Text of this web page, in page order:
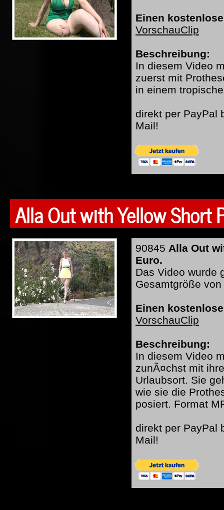
Einen
VorschauClip
Beschreibung:
In diesem Video
zuerst mit
in einem
direkt per PayPal
Mail!
Alla Out with Yellow Short
90845 Alla Out
Euro.
Das Video wurde
Gesamtgröße
Einen
VorschauClip
Beschreibung:
In diesem Video
zunÃ¤chst mit
Urlaubsort. Sie
wie sie die
posiert. Format
direkt per PayPal
Mail!